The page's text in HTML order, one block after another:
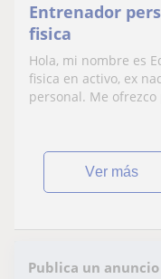
Entrenador
fisica
Hola, mi nombre es
fisica en activo, ex
personal. Me
ver más
Publica un anuncio